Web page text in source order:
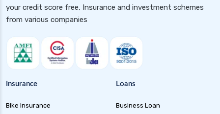
your credit score free, Insurance and investment schemes
from various companies
Insurance
Bike Insurance
Loans
Business Loan